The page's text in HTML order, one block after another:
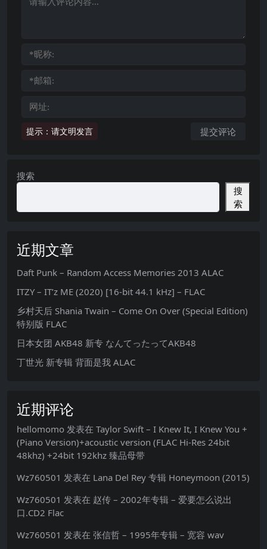
提示：请文明发言
搜索
搜
索
近期文章
Daft Punk – Random Access Memories 2013 ALAC
ITZY – IT’z ME (2020) [16-bit 44.1 kHz] – FLAC
乡村天后 Shania Twain – Come On Over (Special Edition)
特别版 FLAC
日本女团 AKB48 新专 なんてったってAKB48
丁世光 新专辑 背面是我 ALAC
近期评论
hellomomo 发表在 Taylor Swift – I Knew It, I Knew You +
(Piano Version)+acoustic version (FLAC Hi-Res 24bit
48khz) +24bit 192khz 臻品母带
Wz760501 发表在 Lana Del Rey 专辑 Honeymoon (2015)
Wz760501 发表在 赵传 – 2002年专辑 – 爱要怎么说出
口.CD2 Flac
Wz760501 发表在 张信哲 – 1995年专辑 – 宽容 wav